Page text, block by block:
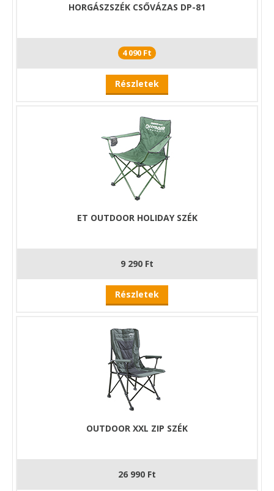
HORGÁSZSZÉK CSŐVÁZAS DP-81
4 090 Ft
Részletek
ET OUTDOOR HOLIDAY SZÉK
9 290 Ft
Részletek
OUTDOOR XXL ZIP SZÉK
26 990 Ft